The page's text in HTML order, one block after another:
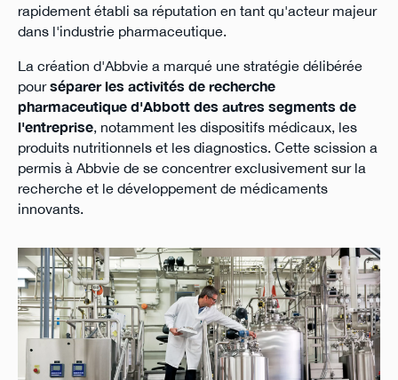
rapidement établi sa réputation en tant qu'acteur majeur
dans l'industrie pharmaceutique.
La création d'Abbvie a marqué une stratégie délibérée
pourséparer les activités de recherche
pharmaceutique d'Abbott des autres segments de
l'entreprise, notamment les dispositifs médicaux, les
produits nutritionnels et les diagnostics. Cette scission a
permis à Abbvie de se concentrer exclusivement sur la
recherche et le développement de médicaments
innovants.